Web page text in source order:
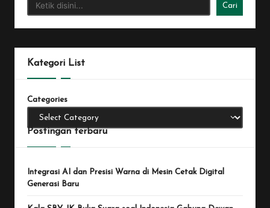
Cari
Kategori List
Categories
Postingan terbaru
Integrasi AI dan Presisi Warna di Mesin Cetak Digital
Generasi Baru